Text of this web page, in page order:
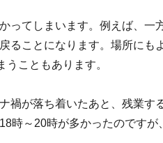
ってしまいます。例えば、一
ることになります。場所にも
こともあります。
禍が落ち着いたあと、残業す
時～20時が多かったのです